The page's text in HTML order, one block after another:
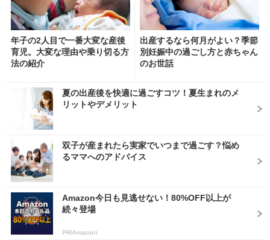
年子の2人目で一番大変な産後
育児。大変な理由や乗り切る方
法の紹介
出産するなら何月がよい？季節
別妊娠中の過ごし方と赤ちゃん
のお世話
夏の出産後を快適に過ごすコツ！夏生まれのメ
リットやデメリット
双子が産まれたら実家でいつまで過ごす？悩め
るママへのアドバイス
Amazon今日も見逃せない！80%OFF以上が
続々登場
PR(Amazon)